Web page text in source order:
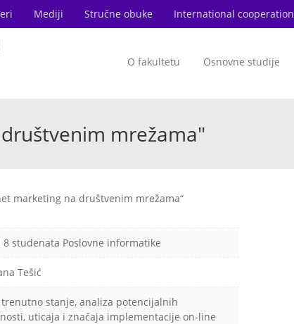
Mediji Stručne obuke International cooperation
O fakultetu Osnovne studije
mrežama"
marketing na društvenim mrežama“
8 studenata Poslovne informatike
Tešić
stanje, analiza potencijalnih
uticaja i značaja implementacije on-line